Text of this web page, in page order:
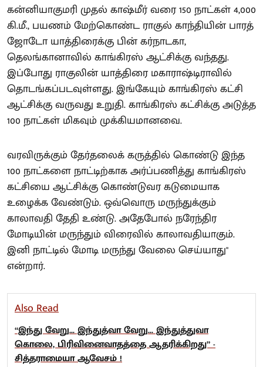
கன்னியாகுமரி முதல் காஷ்மீர் வரை 150 நாட்கள் 4,000
கி.மீ., பயணம் மேற்கொண்ட ராகுல் காந்தியின் பாரத்
ஜோடோ யாத்திரைக்கு பின் கர்நாடகா,
தெலங்கானாவில் காங்கிரஸ் ஆட்சிக்கு வந்தது.
இப்போது ராகுலின் யாத்திரை மகாராஷ்டிராவில்
தொடங்கப்படவுள்ளது. இங்கேயும் காங்கிரஸ் கட்சி
ஆட்சிக்கு வருவது உறுதி. காங்கிரஸ் கட்சிக்கு அடுத்த
100 நாட்கள் மிகவும் முக்கியமானவை.
வரவிருக்கும் தேர்தலைக் கருத்தில் கொண்டு இந்த
100 நாட்களை நாட்டிற்காக அர்ப்பணித்து காங்கிரஸ்
கட்சியை ஆட்சிக்கு கொண்டுவர கடுமையாக
உழைக்க வேண்டும். ஒவ்வொரு மருந்துக்கும்
காலாவதி தேதி உண்டு. அதேபோல் நரேந்திர
மோடியின் மருந்தும் விரைவில் காலாவதியாகும்.
இனி நாட்டில் மோடி மருந்து வேலை செய்யாது"
என்றார்.
Also Read
“இந்து வேறு... இந்துத்வா வேறு... இந்துத்துவா
கொலை, பிரிவினைவாதத்தை ஆதரிக்கிறது” -
சித்தராமையா ஆவேசம் !